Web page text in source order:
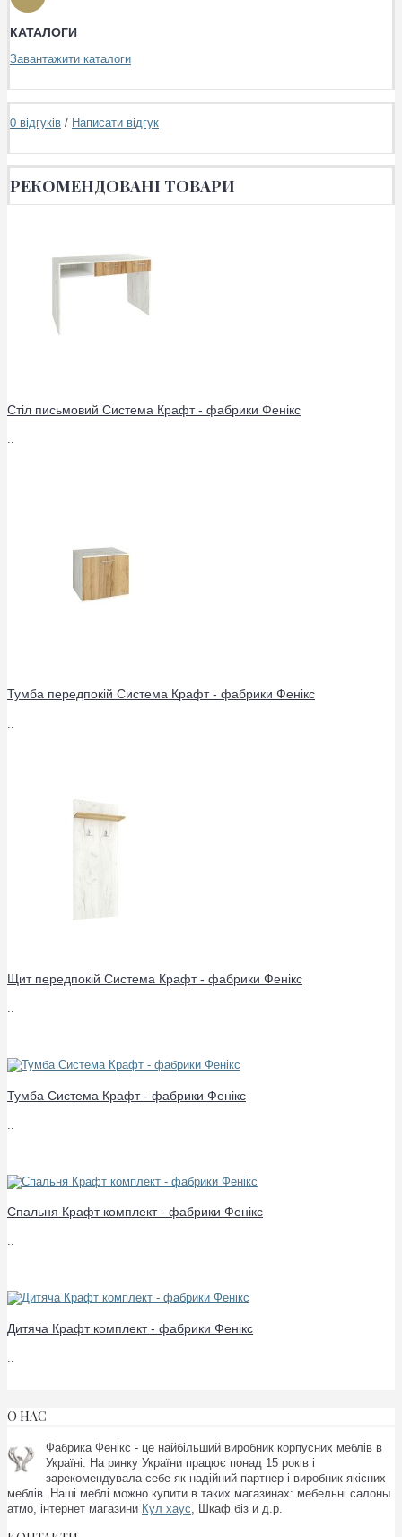
КАТАЛОГИ
Завантажити каталоги
0 відгуків / Написати відгук
РЕКОМЕНДОВАНІ ТОВАРИ
Стіл письмовий Система Крафт - фабрики Фенікс
..
Тумба передпокій Система Крафт - фабрики Фенікс
Щит передпокій Система Крафт - фабрики Фенікс
..
Тумба Система Крафт - фабрики Фенікс
Спальня Крафт комплект - фабрики Фенікс
..
Дитяча Крафт комплект - фабрики Фенікс
..
О НАС
Фабрика Фенікс - це найбільший виробник корпусних меблів в
Україні. На ринку України працює понад 15 років і
зарекомендувала себе як надійний партнер і виробник якісних
меблів. Наші меблі можно купити в таких магазинах: мебельні салоны
атмо, інтернет магазини Кул хаус, Шкаф біз и д.р.